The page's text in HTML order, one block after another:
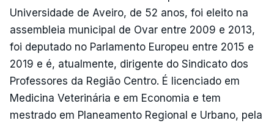
Universidade de Aveiro, de 52 anos, foi eleito na
assembleia municipal de Ovar entre 2009 e 2013,
foi deputado no Parlamento Europeu entre 2015 e
2019 e é, atualmente, dirigente do Sindicato dos
Professores da Região Centro. É licenciado em
Medicina Veterinária e em Economia e tem
mestrado em Planeamento Regional e Urbano, pela